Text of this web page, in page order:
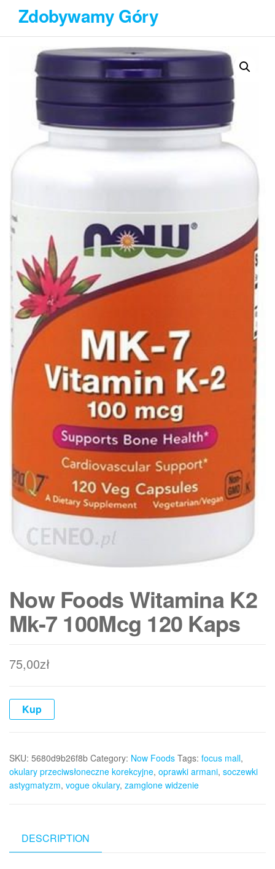
Przejdź
treści
Zdobywamy Góry
Now Foods Witamina K2
Mk-7 100Mcg 120 Kaps
75,00zł
Kup
SKU: 5680d9b26f8b Category: Now Foods Tags: focus mall,
okulary przeciwsłoneczne korekcyjne, oprawki armani, soczewki
astygmatyzm, vogue okulary, zamglone widzenie
DESCRIPTION